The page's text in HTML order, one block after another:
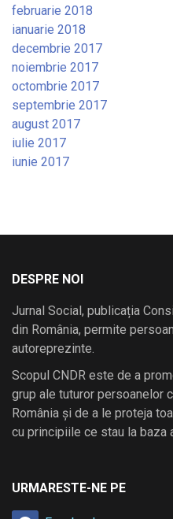
februarie 2018
ianuarie 2018
decembrie 2017
noiembrie 2017
octombrie 2017
septembrie 2017
august 2017
iulie 2017
iunie 2017
DESPRE NOI
Jurnal Social, publicația
din România, permite
autoreprezinte.
Scopul CNDR este de a
grup ale tuturor persoanelor
România și de a le proteja
cu principiile ce stau la baza
URMARESTE-NE PE